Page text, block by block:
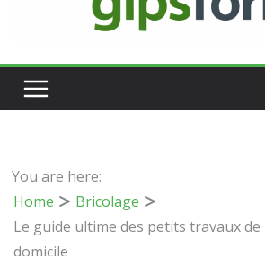
You are here:
Home
Bricolage
Le guide ultime des petits travaux de
domicile